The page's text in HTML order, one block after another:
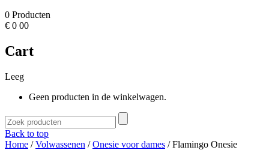
0 Producten
€ 0 00
Cart
Leeg
Geen producten in de winkelwagen.
Back to top
Home /Volwassenen /Onesie voor dames / Flamingo Onesie